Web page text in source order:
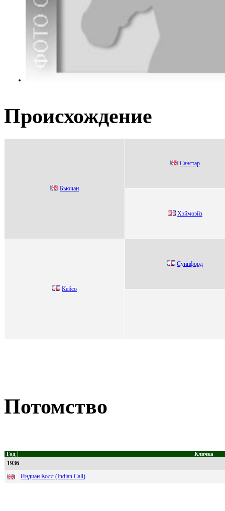
Происхождение
Бьючaн
Cанстаp
Хэймoэйз
Кейсo
Суинфорд
Потомство
Год Кличка
1936
Индиан Колл (Indian Call)